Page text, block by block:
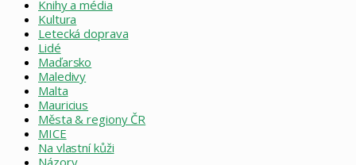
Knihy a média
Kultura
Letecká doprava
Lidé
Maďarsko
Maledivy
Malta
Mauricius
Města & regiony ČR
MICE
Na vlastní kůži